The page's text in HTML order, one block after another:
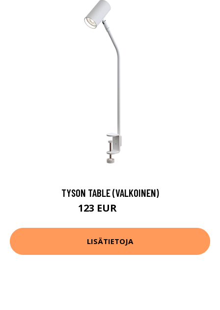
TYSON TABLE (VALKOINEN)
123 EUR
LISÄTIETOJA